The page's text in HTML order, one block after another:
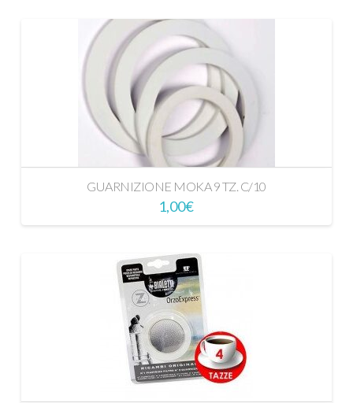
GUARNIZIONE MOKA 9 TZ. C/10
1,00€